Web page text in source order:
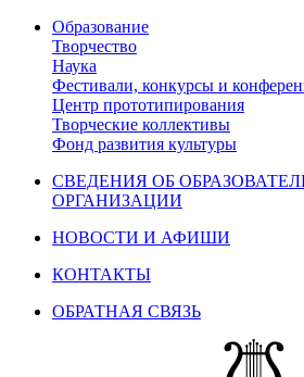
Образование
Творчество
Наука
Фестивали, конкурсы и
Центр прототипирования
Творческие коллективы
Фонд развития культуры
СВЕДЕНИЯ ОБ
ОРГАНИЗАЦИИ
НОВОСТИ И АФИШИ
КОНТАКТЫ
ОБРАТНАЯ СВЯЗЬ